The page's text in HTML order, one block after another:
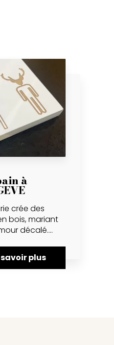
à
crée des
bois, mariant
décalé....
savoir plus